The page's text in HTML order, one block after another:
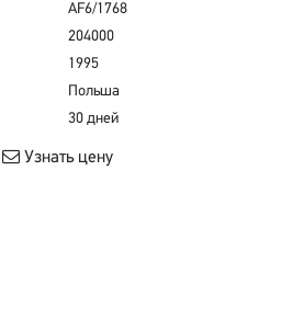
AF6/1768
204000
1995
Польша
30 дней
Узнать цену